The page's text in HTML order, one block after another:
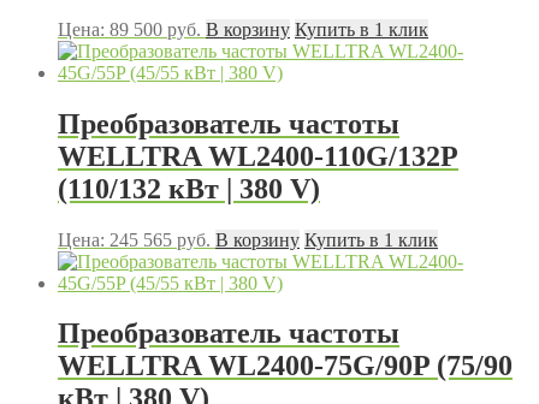
Цена: 89 500 руб. В корзину Купить в 1 клик
Преобразователь частоты
WELLTRA WL2400-110G/132P
(110/132 кВт | 380 V)
Цена: 245 565 руб. В корзину Купить в 1 клик
Преобразователь частоты
WELLTRA WL2400-75G/90P (75/90